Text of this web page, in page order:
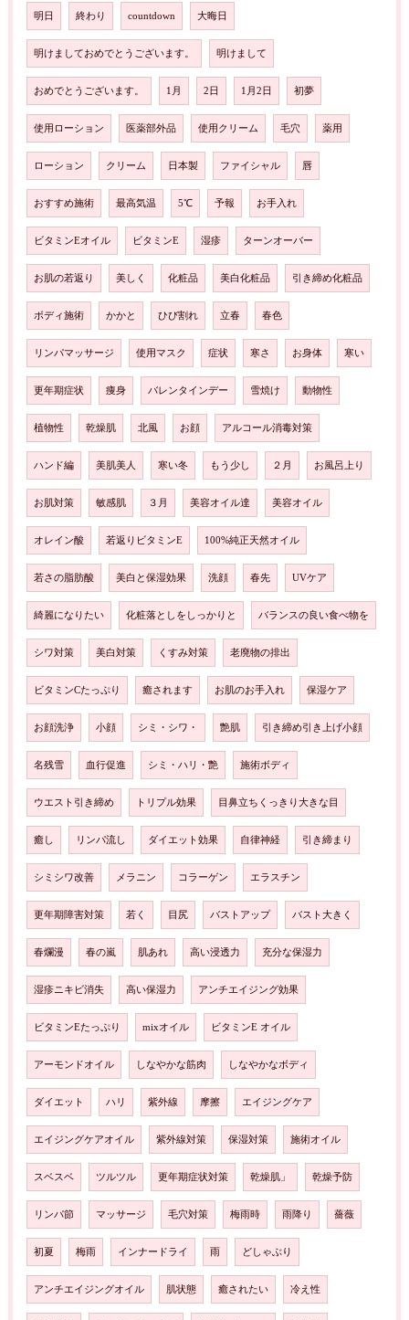
明日 終わり countdown 大晦日
明けましておめでとうございます。 明けまして
おめでとうございます。 1月 2日 1月2日 初夢
使用ローション 医薬部外品 使用クリーム 毛穴 薬用
ローション クリーム 日本製 ファイシャル 唇
おすすめ施術 最高気温 5℃ 予報 お手入れ
ビタミンEオイル ビタミンE 湿疹 ターンオーバー
お肌の若返り 美しく 化粧品 美白化粧品 引き締め化粧品
ボディ施術 かかと ひび割れ 立春 春色
リンパマッサージ 使用マスク 症状 寒さ お身体 寒い
更年期症状 痩身 バレンタインデー 雪焼け 動物性
植物性 乾燥肌 北風 お顔 アルコール消毒対策
ハンド編 美肌美人 寒い冬 もう少し ２月 お風呂上り
お肌対策 敏感肌 ３月 美容オイル達 美容オイル
オレイン酸 若返りビタミンE 100%純正天然オイル
若さの脂肪酸 美白と保湿効果 洗顔 春先 UVケア
綺麗になりたい 化粧落としをしっかりと バランスの良い食べ物を
シワ対策 美白対策 くすみ対策 老廃物の排出
ビタミンCたっぷり 癒されます お肌のお手入れ 保湿ケア
お顔洗浄 小顔 シミ・シワ・ 艶肌 引き締め引き上げ小顔
名残雪 血行促進 シミ・ハリ・艶 施術ボディ
ウエスト引き締め トリプル効果 目鼻立ちくっきり大きな目
癒し リンパ流し ダイエット効果 自律神経 引き締まり
シミシワ改善 メラニン コラーゲン エラスチン
更年期障害対策 若く 目尻 バストアップ バスト大きく
春爛漫 春の嵐 肌あれ 高い浸透力 充分な保湿力
湿疹ニキビ消失 高い保湿力 アンチエイジング効果
ビタミンEたっぷり mixオイル ビタミンE オイル
アーモンドオイル しなやかな筋肉 しなやかなボディ
ダイエット ハリ 紫外線 摩擦 エイジングケア
エイジングケアオイル 紫外線対策 保湿対策 施術オイル
スベスベ ツルツル 更年期症状対策 乾燥肌」 乾燥予防
リンパ節 マッサージ 毛穴対策 梅雨時 雨降り 薔薇
初夏 梅雨 インナードライ 雨 どしゃぶり
アンチエイジングオイル 肌状態 癒されたい 冷え性